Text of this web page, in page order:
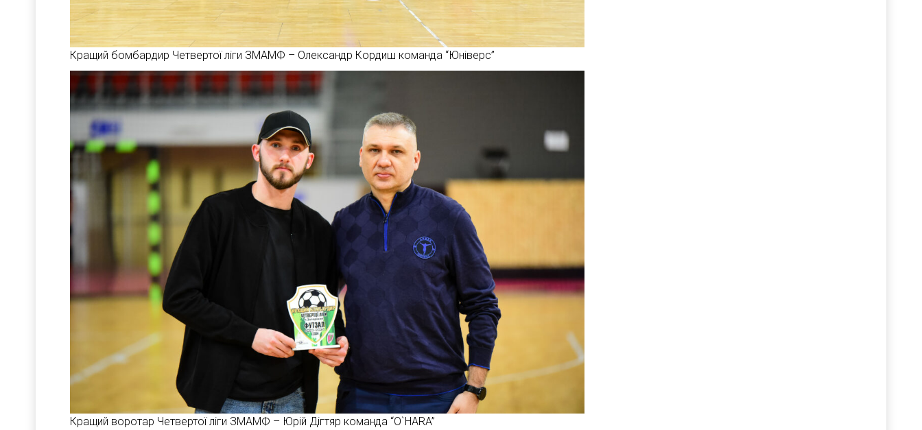
Кращий бомбардир Четвертої ліги ЗМАМФ – Олександр Кордиш команда “Юніверс”
Кращий воротар Четвертої ліги ЗМАМФ – Юрій Дігтяр команда “O`HARA”